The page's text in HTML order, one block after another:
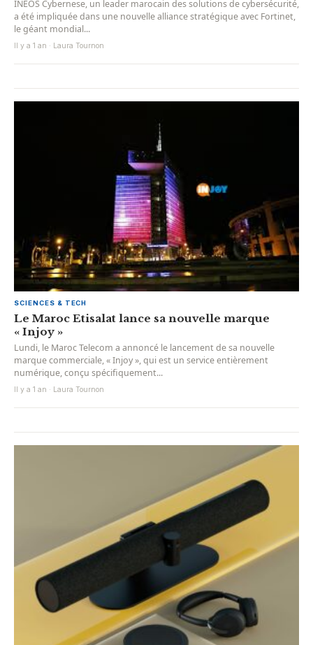
INEOS Cybernese, un leader marocain des solutions de cybersécurité,
a été impliquée dans une nouvelle alliance stratégique avec Fortinet,
le géant mondial...
Il y a 1 an · Laura Tournon
SCIENCES & TECH
Le Maroc Etisalat lance sa nouvelle marque
« Injoy »
Lundi, le Maroc Telecom a annoncé le lancement de sa nouvelle
marque commerciale, « Injoy », qui est un service entièrement
numérique, conçu spécifiquement...
Il y a 1 an · Laura Tournon